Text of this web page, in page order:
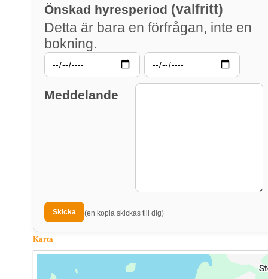
Önskad hyresperiod (valfritt)
Detta är bara en förfrågan, inte en
bokning.
–
Meddelande
(en kopia skickas till dig)
Karta